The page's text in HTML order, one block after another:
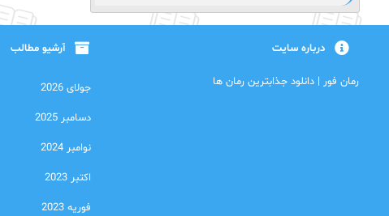
درباره سایت
رمان فور | دانلود جذابترین رمان ها
آرشیو مطالب
جولای 2026
دسامبر 2025
نوامبر 2024
اکتبر 2023
فوریه 2023